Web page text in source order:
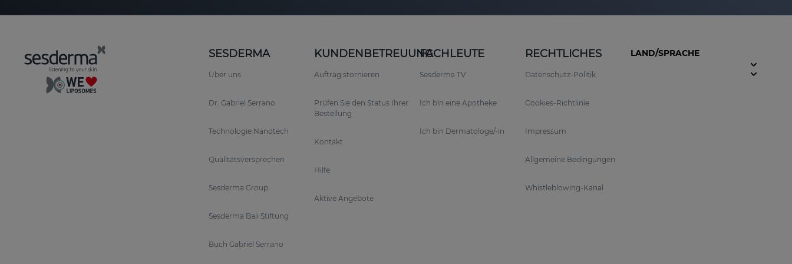
SESDERMA
Über uns
Dr. Gabriel Serrano
Technologie Nanotech
Qualitätsversprechen
Sesderma Group
Sesderma Bali Stiftung
Buch Gabriel Serrano
KUNDENBETREUUNG
Auftrag stornieren
Prüfen Sie den Status Ihrer
Bestellung
Kontakt
Hilfe
Aktive Angebote
FACHLEUTE
Sesderma TV
Ich bin eine Apotheke
Ich bin Dermatologe/-in
RECHTLICHES
Datenschutz-Politik
Cookies-Richtlinie
Impressum
Allgemeine Bedingungen
Whistleblowing-Kanal
LAND/SPRACHE